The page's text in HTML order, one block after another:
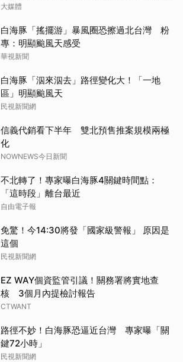
貌
大媒體
白海豚「搖擺游」暴風圈恐擦過北台灣 粉
專：明顯颱風天感受
華視新聞
白海豚「泅來泅去」路徑變化大！「一地
區」明顯颱風天
民視新聞網
信義代銷看下半年 雙北預售推案規模兩極
化
NOWNEWS今日新聞
不北轉了！專家曝白海豚4關鍵時間點：
「這時段」離台最近
自由電子報
免驚！今14:30將發「國家級警報」 原因是
這個
民視新聞網
EZ WAY個資監管引議！關務署將實地查
核 3個月內提檢討報告
CTWANT
路徑不妙！白海豚恐逼近台灣 專家曝「關
鍵72小時」
民視新聞網